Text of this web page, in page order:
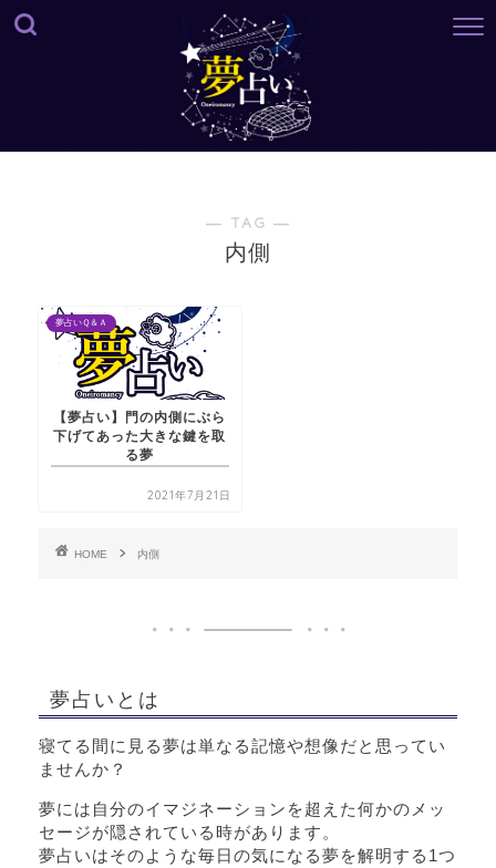
― TAG ―
内側
夢占いＱ＆Ａ
【夢占い】門の内側にぶら
下げてあった大きな鍵を取
る夢
2021年7月21日
HOME 内側
夢占いとは
寝てる間に見る夢は単なる記憶や想像だと思ってい
ませんか？
夢には自分のイマジネーションを超えた何かのメッ
セージが隠されている時があります。
夢占いはそのような毎日の気になる夢を解明する1つ